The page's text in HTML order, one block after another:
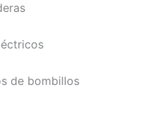
de bombillos